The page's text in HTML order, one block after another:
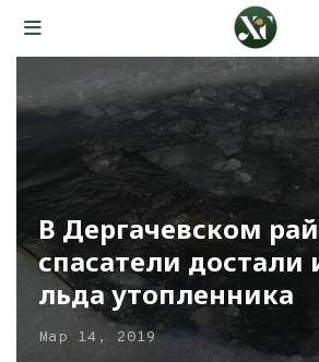
В Дергачевском
спасатели достали
льда утопленника
Мар 14, 2019